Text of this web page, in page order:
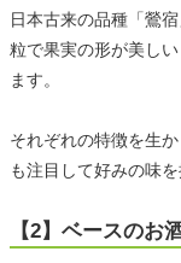
日本古来の品種「鶯
粒で果実の形が美し
ます。
それぞれの特徴を生
も注目して好みの味を
【2】ベースのお